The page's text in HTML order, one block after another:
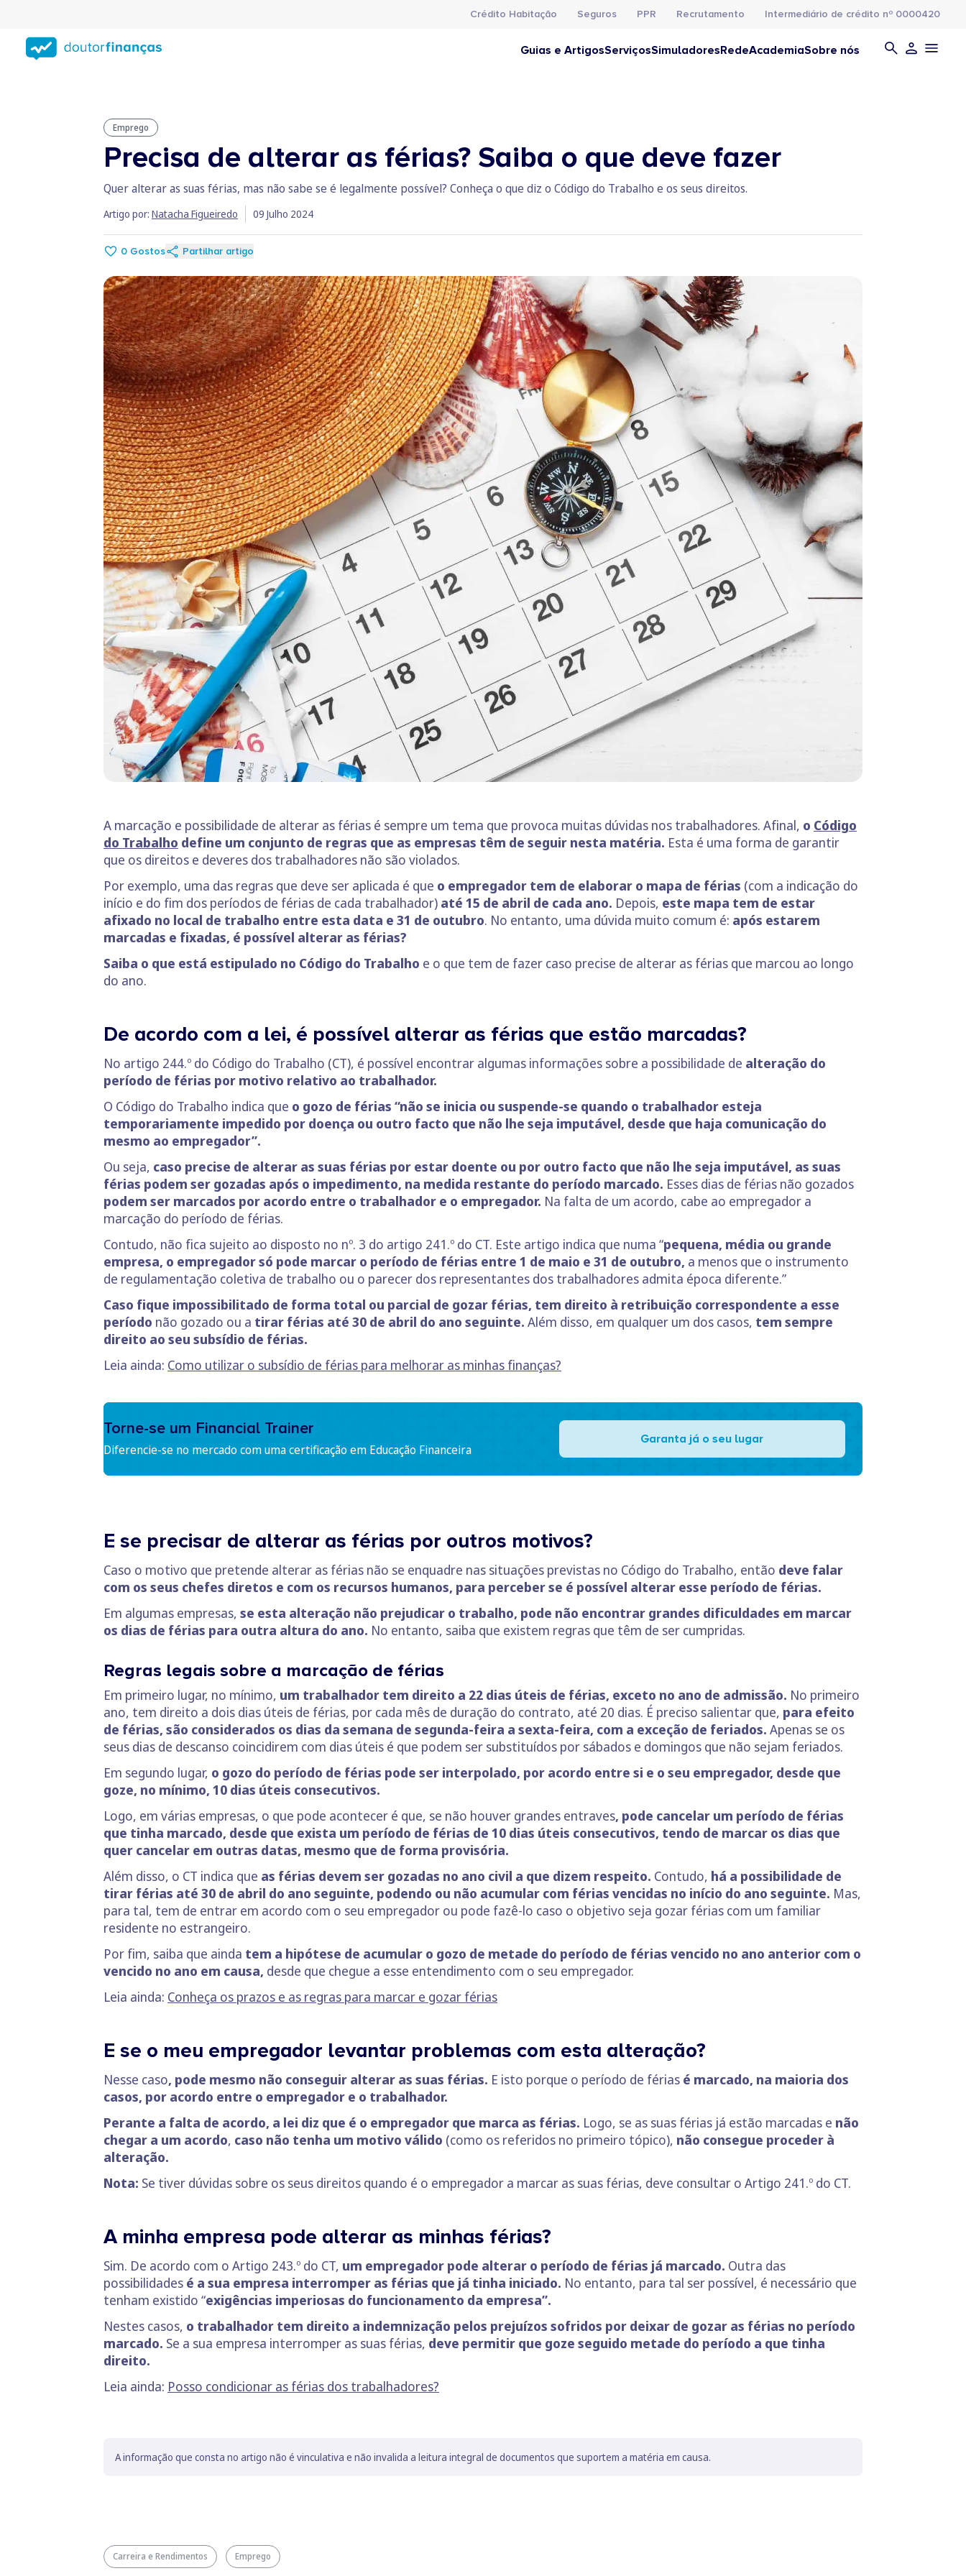
conteúdo
principal
Crédito Habitação Seguros PPR Recrutamento Intermediário de crédito nº 0000420
Guias e ArtigosServiçosSimuladoresRedeAcademiaSobre nós
Emprego
Precisa de alterar as férias? Saiba o que deve fazer
Quer alterar as suas férias, mas não sabe se é legalmente possível? Conheça o que diz o Código do Trabalho e os seus direitos.
Artigo por: Natacha Figueiredo 09 Julho 2024
0 Gostos Partilhar artigo
A marcação e possibilidade de alterar as férias é sempre um tema que provoca muitas dúvidas nos trabalhadores. Afinal, o Código
do Trabalho define um conjunto de regras que as empresas têm de seguir nesta matéria. Esta é uma forma de garantir
que os direitos e deveres dos trabalhadores não são violados.
Por exemplo, uma das regras que deve ser aplicada é que o empregador tem de elaborar o mapa de férias (com a indicação do
início e do fim dos períodos de férias de cada trabalhador) até 15 de abril de cada ano. Depois, este mapa tem de estar
afixado no local de trabalho entre esta data e 31 de outubro. No entanto, uma dúvida muito comum é: após estarem
marcadas e fixadas, é possível alterar as férias?
Saiba o que está estipulado no Código do Trabalho e o que tem de fazer caso precise de alterar as férias que marcou ao longo
do ano.
De acordo com a lei, é possível alterar as férias que estão marcadas?
No artigo 244.º do Código do Trabalho (CT), é possível encontrar algumas informações sobre a possibilidade de alteração do
período de férias por motivo relativo ao trabalhador.
O Código do Trabalho indica que o gozo de férias “não se inicia ou suspende-se quando o trabalhador esteja
temporariamente impedido por doença ou outro facto que não lhe seja imputável, desde que haja comunicação do
mesmo ao empregador”.
Ou seja, caso precise de alterar as suas férias por estar doente ou por outro facto que não lhe seja imputável, as suas
férias podem ser gozadas após o impedimento, na medida restante do período marcado. Esses dias de férias não gozados
podem ser marcados por acordo entre o trabalhador e o empregador. Na falta de um acordo, cabe ao empregador a
marcação do período de férias.
Contudo, não fica sujeito ao disposto no nº. 3 do artigo 241.º do CT. Este artigo indica que numa “pequena, média ou grande
empresa, o empregador só pode marcar o período de férias entre 1 de maio e 31 de outubro, a menos que o instrumento
de regulamentação coletiva de trabalho ou o parecer dos representantes dos trabalhadores admita época diferente.”
Caso fique impossibilitado de forma total ou parcial de gozar férias, tem direito à retribuição correspondente a esse
período não gozado ou a tirar férias até 30 de abril do ano seguinte. Além disso, em qualquer um dos casos, tem sempre
direito ao seu subsídio de férias.
Leia ainda: Como utilizar o subsídio de férias para melhorar as minhas finanças?
Torne-se um Financial Trainer
Diferencie-se no mercado com uma certificação em Educação Financeira
Garanta já o seu lugar
E se precisar de alterar as férias por outros motivos?
Caso o motivo que pretende alterar as férias não se enquadre nas situações previstas no Código do Trabalho, então deve falar
com os seus chefes diretos e com os recursos humanos, para perceber se é possível alterar esse período de férias.
Em algumas empresas, se esta alteração não prejudicar o trabalho, pode não encontrar grandes dificuldades em marcar
os dias de férias para outra altura do ano. No entanto, saiba que existem regras que têm de ser cumpridas.
Regras legais sobre a marcação de férias
Em primeiro lugar, no mínimo, um trabalhador tem direito a 22 dias úteis de férias, exceto no ano de admissão. No primeiro
ano, tem direito a dois dias úteis de férias, por cada mês de duração do contrato, até 20 dias. É preciso salientar que, para efeito
de férias, são considerados os dias da semana de segunda-feira a sexta-feira, com a exceção de feriados. Apenas se os
seus dias de descanso coincidirem com dias úteis é que podem ser substituídos por sábados e domingos que não sejam feriados.
Em segundo lugar, o gozo do período de férias pode ser interpolado, por acordo entre si e o seu empregador, desde que
goze, no mínimo, 10 dias úteis consecutivos.
Logo, em várias empresas, o que pode acontecer é que, se não houver grandes entraves, pode cancelar um período de férias
que tinha marcado, desde que exista um período de férias de 10 dias úteis consecutivos, tendo de marcar os dias que
quer cancelar em outras datas, mesmo que de forma provisória.
Além disso, o CT indica que as férias devem ser gozadas no ano civil a que dizem respeito. Contudo, há a possibilidade de
tirar férias até 30 de abril do ano seguinte, podendo ou não acumular com férias vencidas no início do ano seguinte. Mas,
para tal, tem de entrar em acordo com o seu empregador ou pode fazê-lo caso o objetivo seja gozar férias com um familiar
residente no estrangeiro.
Por fim, saiba que ainda tem a hipótese de acumular o gozo de metade do período de férias vencido no ano anterior com o
vencido no ano em causa, desde que chegue a esse entendimento com o seu empregador.
Leia ainda: Conheça os prazos e as regras para marcar e gozar férias
E se o meu empregador levantar problemas com esta alteração?
Nesse caso, pode mesmo não conseguir alterar as suas férias. E isto porque o período de férias é marcado, na maioria dos
casos, por acordo entre o empregador e o trabalhador.
Perante a falta de acordo, a lei diz que é o empregador que marca as férias. Logo, se as suas férias já estão marcadas e não
chegar a um acordo, caso não tenha um motivo válido (como os referidos no primeiro tópico), não consegue proceder à
alteração.
Nota: Se tiver dúvidas sobre os seus direitos quando é o empregador a marcar as suas férias, deve consultar o Artigo 241.º do CT.
A minha empresa pode alterar as minhas férias?
Sim. De acordo com o Artigo 243.º do CT, um empregador pode alterar o período de férias já marcado. Outra das
possibilidades é a sua empresa interromper as férias que já tinha iniciado. No entanto, para tal ser possível, é necessário que
tenham existido “exigências imperiosas do funcionamento da empresa”.
Nestes casos, o trabalhador tem direito a indemnização pelos prejuízos sofridos por deixar de gozar as férias no período
marcado. Se a sua empresa interromper as suas férias, deve permitir que goze seguido metade do período a que tinha
direito.
Leia ainda: Posso condicionar as férias dos trabalhadores?
A informação que consta no artigo não é vinculativa e não invalida a leitura integral de documentos que suportem a matéria em causa.
Carreira e Rendimentos Emprego